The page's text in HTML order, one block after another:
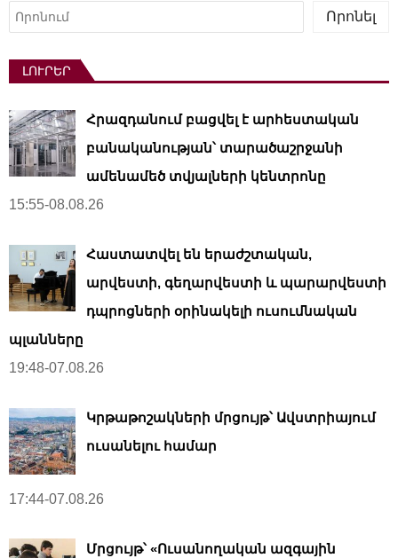
Որոնել
Որոնել
ԼՈՒՐԵՐ
Հրազդանում բացվել է արհեստական ​​
բանականության՝ տարածաշրջանի
ամենամեծ տվյալների կենտրոնը
15:55-08.08.26
Հաստատվել են երաժշտական,
արվեստի, գեղարվեստի և պարարվեստի
դպրոցների օրինակելի ուսումնական
պլանները
19:48-07.08.26
Կրթաթոշակների մրցույթ՝ Ավստրիայում
ուսանելու համար
17:44-07.08.26
Մրցույթ՝ «Ուսանողական ազգային